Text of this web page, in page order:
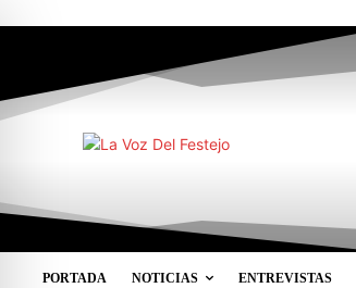
PORTADA NOTICIAS ENTREVISTAS